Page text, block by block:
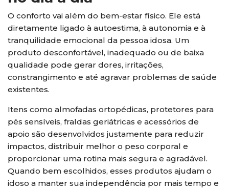
O conforto vai além do bem-estar físico. Ele está
diretamente ligado à autoestima, à autonomia e à
tranquilidade emocional da pessoa idosa. Um
produto desconfortável, inadequado ou de baixa
qualidade pode gerar dores, irritações,
constrangimento e até agravar problemas de saúde
existentes.
Itens como almofadas ortopédicas, protetores para
pés sensíveis, fraldas geriátricas e acessórios de
apoio são desenvolvidos justamente para reduzir
impactos, distribuir melhor o peso corporal e
proporcionar uma rotina mais segura e agradável.
Quando bem escolhidos, esses produtos ajudam o
idoso a manter sua independência por mais tempo e